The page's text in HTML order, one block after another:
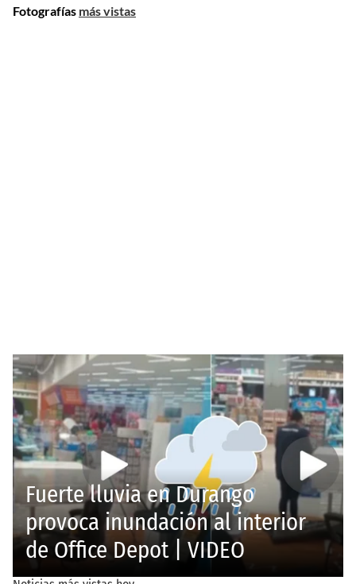
Fotografías más vistas